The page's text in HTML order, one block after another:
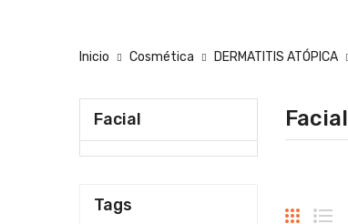
Inicio Cosmética DERMATITIS ATÓPICA
Facial
Tags
Facial